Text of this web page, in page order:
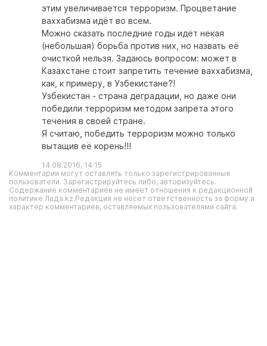
этим увеличивается терроризм. Процветание
ваххабизма идёт во всем.
Можно сказать последние годы идёт некая
(небольшая) борьба против них, но назвать её
очисткой нельзя. Задаюсь вопросом: может в
Казахстане стоит запретить течение ваххабизма,
как, к примеру, в Узбекистане?!
Узбекистан - страна деградации, но даже они
победили терроризм методом запрета этого
течения в своей стране.
Я считаю, победить терроризм можно только
вытащив её корень!!!
14.08.2016, 14:15
Комментарии могут оставлять только зарегистрированные
пользователи. Зарегистрируйтесь либо, авторизуйтесь.
Содержание комментариев не имеет отношения к редакционной
политике Лада.kz.Редакция не несет ответственность за форму и
характер комментариев, оставляемых пользователями сайта.